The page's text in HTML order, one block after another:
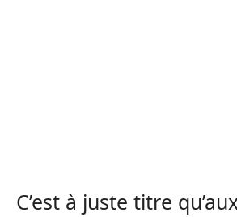
C’est à juste titre